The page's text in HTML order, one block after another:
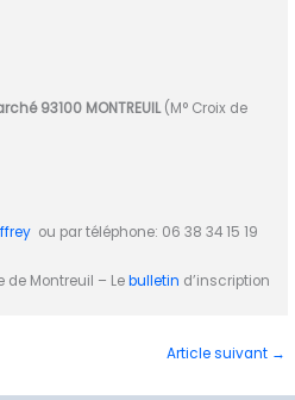
93100 MONTREUIL(M° Croix de
ou par téléphone: 06 38 34 15 19
de Montreuil – Lebulletin d’inscription
Article suivant →